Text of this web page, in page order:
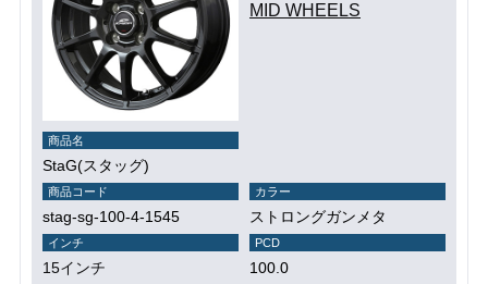
MID WHEELS
商品名
StaG(スタッグ)
商品コード
stag-sg-100-4-1545
カラー
ストロングガンメタ
インチ
15インチ
PCD
100.0